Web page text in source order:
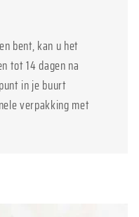
bent, kan u het
tot 14 dagen na
in je buurt
verpakking met